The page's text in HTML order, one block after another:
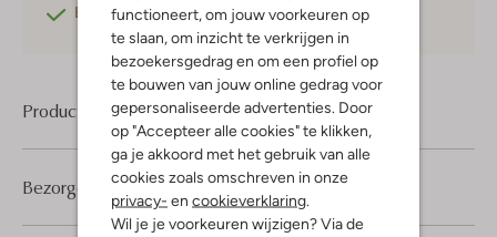
functioneert, om jouw voorkeuren op
te slaan, om inzicht te verkrijgen in
bezoekersgedrag en om een profiel op
te bouwen van jouw online gedrag voor
gepersonaliseerde advertenties. Door
op "Accepteer alle cookies" te klikken,
ga je akkoord met het gebruik van alle
cookies zoals omschreven in onze
privacy- en cookieverklaring
Wil je je voorkeuren wijzigen? Via de
Betaal achterafmet Klarna
Product informatie
Bezorgen & retourneren